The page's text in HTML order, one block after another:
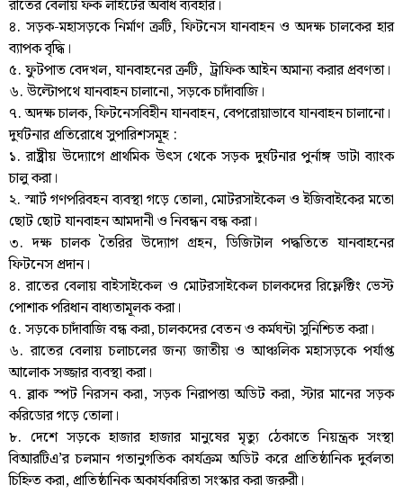
রাতের বেলায় ফক লাইটের অবাধ ব্যবহার।
৪. সড়ক-মহাসড়কে নির্মাণ ক্রটি, ফিটনেস যানবাহন ও অদক্ষ চালকের হার
ব্যাপক বৃদ্ধি।
৫. ফুটপাত বেদখল, যানবাহনের ত্রুটি, ট্রাফিক আইন অমান্য করার প্রবণতা।
৬. উল্টোপথে যানবাহন চালানো, সড়কে চাদাঁবাজি।
৭. অদক্ষ চালক, ফিটনেসবিহীন যানবাহন, বেপরোয়াভাবে যানবাহন চালানো।
দুর্ঘটনার প্রতিরোধে সুপারিশসমূহ :
১. রাষ্ট্রীয় উদ্যোগে প্রাথমিক উৎস থেকে সড়ক দুর্ঘটনার পুর্নাঙ্গ ডাটা ব্যাংক
চালু করা।
২. স্মার্ট গণপরিবহন ব্যবস্থা গড়ে তোলা, মোটরসাইকেল ও ইজিবাইকের মতো
ছোট ছোট যানবাহন আমদানী ও নিবন্ধন বন্ধ করা।
৩. দক্ষ চালক তৈরির উদ্যোগ গ্রহন, ডিজিটাল পদ্ধতিতে যানবাহনের
ফিটনেস প্রদান।
৪. রাতের বেলায় বাইসাইকেল ও মোটরসাইকেল চালকদের রিফ্লেক্টিং ভেস্ট
পোশাক পরিধান বাধ্যতামূলক করা।
৫. সড়কে চাদাঁবাজি বন্ধ করা, চালকদের বেতন ও কর্মঘন্টা সুনিশ্চিত করা।
৬. রাতের বেলায় চলাচলের জন্য জাতীয় ও আঞ্চলিক মহাসড়কে পর্যাপ্ত
আলোক সজ্জার ব্যবস্থা করা।
৭. ব্লাক স্পট নিরসন করা, সড়ক নিরাপত্তা অডিট করা, স্টার মানের সড়ক
করিডোর গড়ে তোলা।
৮. দেশে সড়কে হাজার হাজার মানুষের মৃত্যু ঠেকাতে নিয়ন্ত্রক সংস্থা
বিআরটিএ’র চলমান গতানুগতিক কার্যক্রম অডিট করে প্রাতিষ্ঠানিক দুর্বলতা
চিহ্নিত করা, প্রাতিষ্ঠানিক অকার্যকারিতা সংস্কার করা জরুরী।